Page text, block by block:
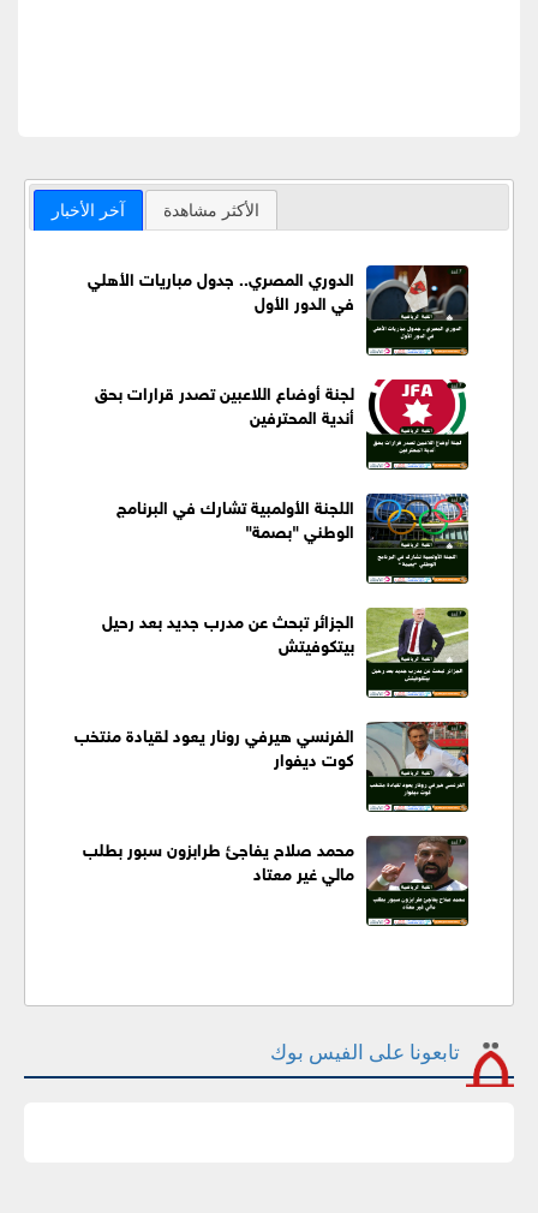
آخر الأخبار الأكثر مشاهدة
الدوري المصري.. جدول مباريات الأهلي
في الدور الأول
لجنة أوضاع اللاعبين تصدر قرارات بحق
أندية المحترفين
اللجنة الأولمبية تشارك في البرنامج
الوطني "بصمة"
الجزائر تبحث عن مدرب جديد بعد رحيل
بيتكوفيتش
الفرنسي هيرفي رونار يعود لقيادة منتخب
كوت ديفوار
محمد صلاح يفاجئ طرابزون سبور بطلب
مالي غير معتاد
تابعونا على الفيس بوك